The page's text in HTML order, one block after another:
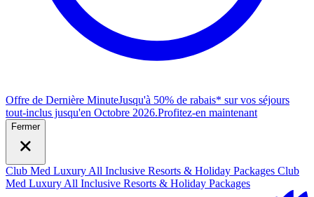
Offre de Dernière MinuteJusqu'à 50% de rabais* sur vos séjours
tout-inclus jusqu'en Octobre 2026.Profitez-en maintenant
Fermer
Club Med Luxury All Inclusive Resorts & Holiday Packages Club
Med Luxury All Inclusive Resorts & Holiday Packages